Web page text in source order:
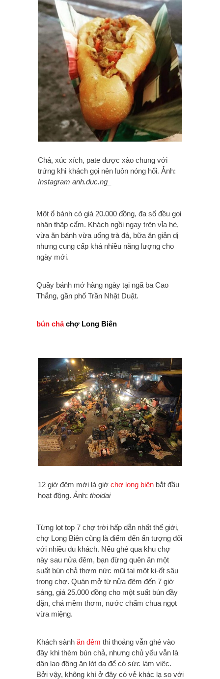
Chả, xúc xích, pate được xào chung với
trứng khi khách gọi nên luôn nóng hổi. Ảnh:
Instagram anh.duc.ng_
Một ổ bánh có giá 20.000 đồng, đa số đều gọi
nhân thập cẩm. Khách ngồi ngay trên vỉa hè,
vừa ăn bánh vừa uống trà đá, bữa ăn giản dị
nhưng cung cấp khá nhiều năng lượng cho
ngày mới.
Quầy bánh mở hàng ngày tại ngã ba Cao
Thắng, gần phố Trần Nhật Duật.
bún chảchợ Long Biên
12 giờ đêm mới là giờ chợ long biên bắt đầu
hoạt động. Ảnh: thoidai
Từng lọt top 7 chợ trời hấp dẫn nhất thế giới,
chợ Long Biên cũng là điểm đến ấn tượng đối
với nhiều du khách. Nếu ghé qua khu chợ
này sau nửa đêm, bạn đừng quên ăn một
suất bún chả thơm nức mũi tại một ki-ốt sâu
trong chợ. Quán mở từ nửa đêm đến 7 giờ
sáng, giá 25.000 đồng cho một suất bún đầy
đặn, chả mềm thơm, nước chấm chua ngọt
vừa miệng.
Khách sành ăn đêm thi thoảng vẫn ghé vào
đây khi thèm bún chả, nhưng chủ yếu vẫn là
dân lao động ăn lót dạ để có sức làm việc.
Bởi vậy, không khí ở đây có vẻ khác lạ so với